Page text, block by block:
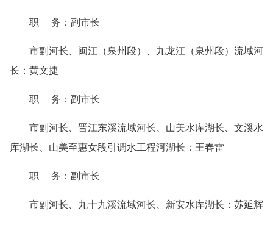
职 务：副市长
市副河长、闽江（泉州段）、九龙江（泉州段）流域河
长：黄文捷
职 务：副市长
市副河长、晋江东溪流域河长、山美水库湖长、文溪水
库湖长、山美至惠女段引调水工程河湖长：王春雷
职 务：副市长
市副河长、九十九溪流域河长、新安水库湖长：苏延辉